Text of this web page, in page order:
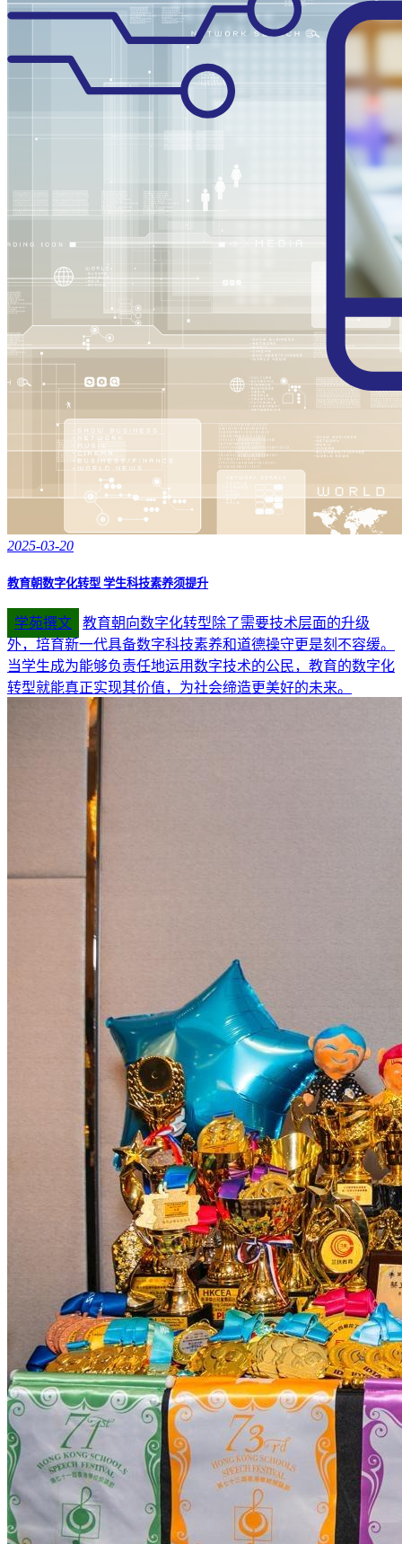
2025-03-20
教育朝数字化转型 学生科技素养须提升
学苑撰文
教育朝向数字化转型除了需要技术层面的升级
外，培育新一代具备数字科技素养和道德操守更是刻不容缓。
当学生成为能够负责任地运用数字技术的公民，教育的数字化
转型就能真正实现其价值，为社会缔造更美好的未来。